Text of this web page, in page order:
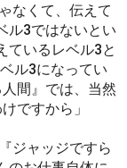
なくて、伝えて
ル3ではないとい
ているレベル3と
ル3になってい
間』では、当然
ですから」
ジャッジですら